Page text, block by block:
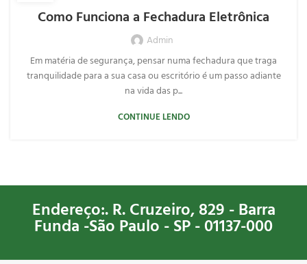
Como Funciona a Fechadura Eletrônica
Admin
Em matéria de segurança, pensar numa fechadura que traga
tranquilidade para a sua casa ou escritório é um passo adiante
na vida das p...
CONTINUE LENDO
Endereço:. R. Cruzeiro, 829 - Barra
Funda -São Paulo - SP - 01137-000